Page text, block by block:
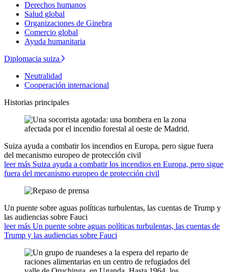
Derechos humanos
Salud global
Organizaciones de Ginebra
Comercio global
Ayuda humanitaria
Diplomacia suiza
Neutralidad
Cooperación internacional
Historias principales
Suiza ayuda a combatir los incendios en Europa, pero sigue fuera
del mecanismo europeo de protección civil
leer más Suiza ayuda a combatir los incendios en Europa, pero sigue
fuera del mecanismo europeo de protección civil
Un puente sobre aguas políticas turbulentas, las cuentas de Trump y
las audiencias sobre Fauci
leer más Un puente sobre aguas políticas turbulentas, las cuentas de
Trump y las audiencias sobre Fauci